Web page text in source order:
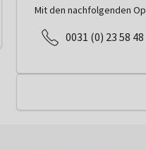
Mit den nachfolgenden
0031 (0) 23 58 48